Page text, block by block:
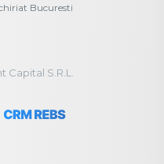
Bucuresti
S.R.L.